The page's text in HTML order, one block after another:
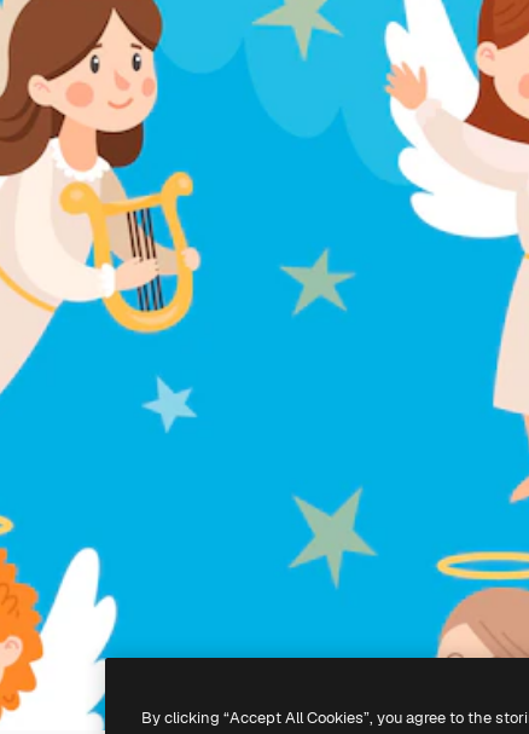
By clicking “Accept All Cookies”, you agree to the